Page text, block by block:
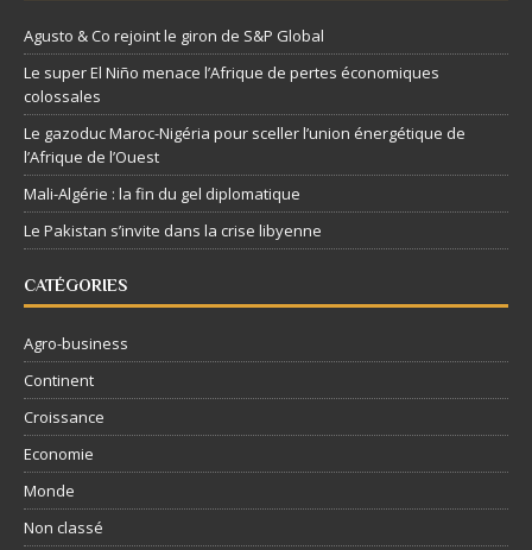
Agusto & Co rejoint le giron de S&P Global
Le super El Niño menace l’Afrique de pertes économiques
colossales
Le gazoduc Maroc-Nigéria pour sceller l’union énergétique de
l’Afrique de l’Ouest
Mali-Algérie : la fin du gel diplomatique
Le Pakistan s’invite dans la crise libyenne
CATÉGORIES
Agro-business
Continent
Croissance
Economie
Monde
Non classé